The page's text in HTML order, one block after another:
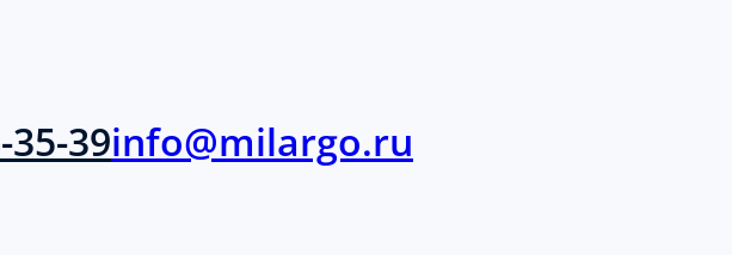
35-39info@milargo.ru